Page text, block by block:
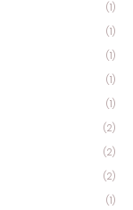
(1)
(1)
(1)
(1)
(1)
(2)
(2)
(2)
(1)